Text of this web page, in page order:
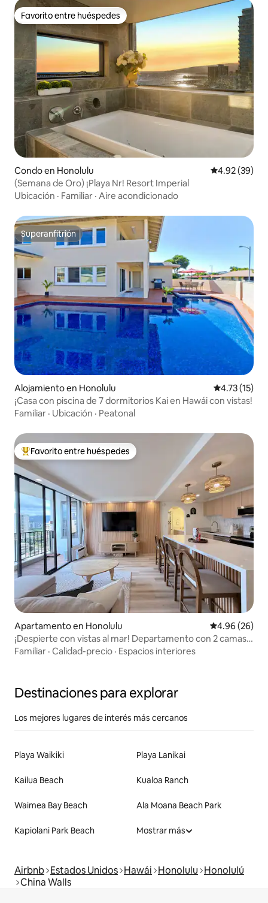
Favorito entre huéspedes
Favorito entre huéspedes
Condo en Honolulu Calificación
4.92 (39)
(Semana de Oro) ¡Playa Nr! Resort Imperial
Ubicación · Familiar · Aire acondicionado
Superanfitrión
Superanfitrión
Alojamiento en Honolulu Calificación
4.73 (15)
¡Casa con piscina de 7 dormitorios Kai en Hawái con vistas!
Familiar · Ubicación · Peatonal
Favorito entre huéspedes preferido
Favorito entre huéspedes
Apartamento en Honolulu Calificación
4.96 (26)
¡Despierte con vistas al mar! Departamento con 2 camas
queen y estacionamiento gratuito
Familiar · Calidad-precio · Espacios interiores
Destinaciones para explorar
Los mejores lugares de interés más cercanos
Playa Waikiki Playa Lanikai
Kailua Beach Kualoa Ranch
Waimea Bay Beach Ala Moana Beach Park
Kapiolani Park Beach Mostrar más
Airbnb Estados Unidos Hawái Honolulu Honolulú
China Walls